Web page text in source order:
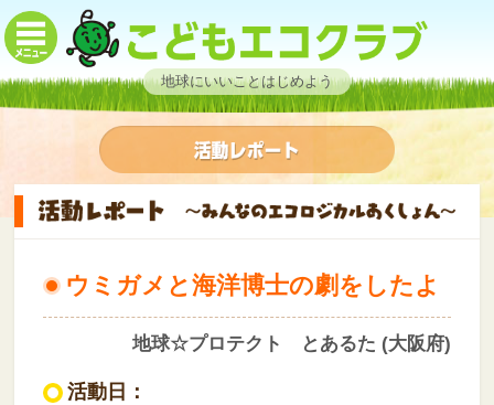
地球にいいことはじめよう
ウミガメと海洋博士の劇をしたよ
地球☆プロテクト とあるた (大阪府)
活動日：